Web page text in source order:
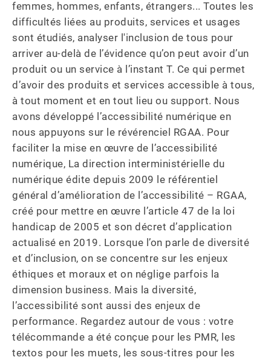
femmes, hommes, enfants, étrangers... Toutes les
difficultés liées au produits, services et usages
sont étudiés, analyser l'inclusion de tous pour
arriver au-delà de l’évidence qu’on peut avoir d’un
produit ou un service à l’instant T. Ce qui permet
d’avoir des produits et services accessible à tous,
à tout moment et en tout lieu ou support. Nous
avons développé l’accessibilité numérique en
nous appuyons sur le révérenciel RGAA. Pour
faciliter la mise en œuvre de l’accessibilité
numérique, La direction interministérielle du
numérique édite depuis 2009 le référentiel
général d’amélioration de l’accessibilité – RGAA,
créé pour mettre en œuvre l’article 47 de la loi
handicap de 2005 et son décret d’application
actualisé en 2019. Lorsque l’on parle de diversité
et d’inclusion, on se concentre sur les enjeux
éthiques et moraux et on néglige parfois la
dimension business. Mais la diversité,
l’accessibilité sont aussi des enjeux de
performance. Regardez autour de vous : votre
télécommande a été conçue pour les PMR, les
textos pour les muets, les sous-titres pour les